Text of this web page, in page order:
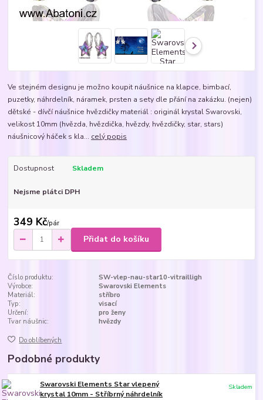
Ve stejném designu je možno koupit náušnice na klapce, bimbací,
puzetky, náhrdelník, náramek, prsten a sety dle přání na zakázku. (nejen)
dětské - dívčí náušnice hvězdičky materiál : originál krystal Swarovski,
velikost 10mm (hvězda, hvězdička, hvězdy, hvězdičky, star, stars)
náušnicový háček s kla... celý popis
Dostupnost Skladem
Nejsme plátci DPH
349 Kč/pár
Přidat do košíku
Číslo produktu:
SW-vlep-nau-star10-vitrailligh
Výrobce:
Swarovski Elements
Materiál:
stříbro
Typ:
visací
Určení:
pro ženy
Tvar náušnic:
hvězdy
Do oblíbených
Podobné produkty
Swarovski Elements Star vlepený
krystal 10mm - Stříbrný náhrdelník
Skladem